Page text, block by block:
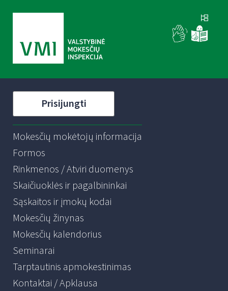
Prisijungti
Mokesčių mokėtojų informacija
Formos
Rinkmenos / Atviri duomenys
Skaičiuoklės ir pagalbininkai
Sąskaitos ir įmokų kodai
Mokesčių žinynas
Mokesčių kalendorius
Seminarai
Tarptautinis apmokestinimas
Kontaktai / Apklausa